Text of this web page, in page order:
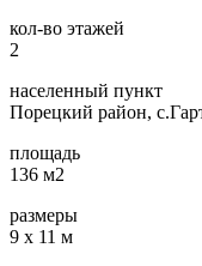
кол-во этажей
2
населенный пункт
Порецкий район,
площадь
136 м2
размеры
9 х 11 м